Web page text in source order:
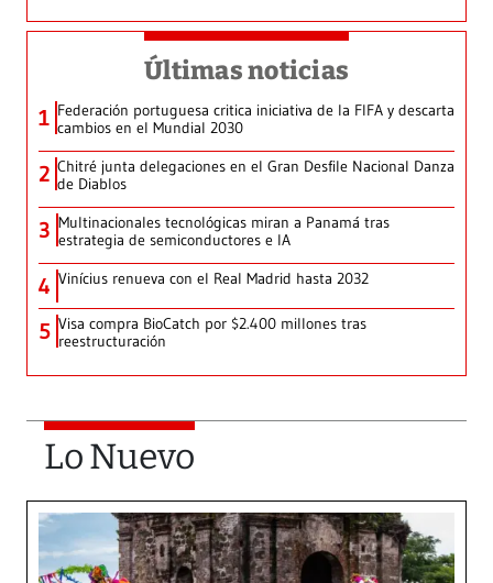
Últimas noticias
1 Federación portuguesa critica iniciativa de la FIFA y descarta
cambios en el Mundial 2030
2 Chitré junta delegaciones en el Gran Desfile Nacional Danza
de Diablos
3 Multinacionales tecnológicas miran a Panamá tras
estrategia de semiconductores e IA
4 Vinícius renueva con el Real Madrid hasta 2032
5 Visa compra BioCatch por $2.400 millones tras
reestructuración
Lo Nuevo